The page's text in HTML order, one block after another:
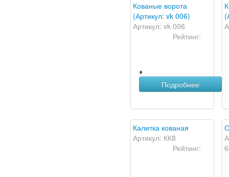
Кованые ворота
(Артикул: vk 006)
Артикул: vk 006
Рейтинг:
♦
Подробнее
Калитка кованая
Артикул: КК8
Рейтинг: